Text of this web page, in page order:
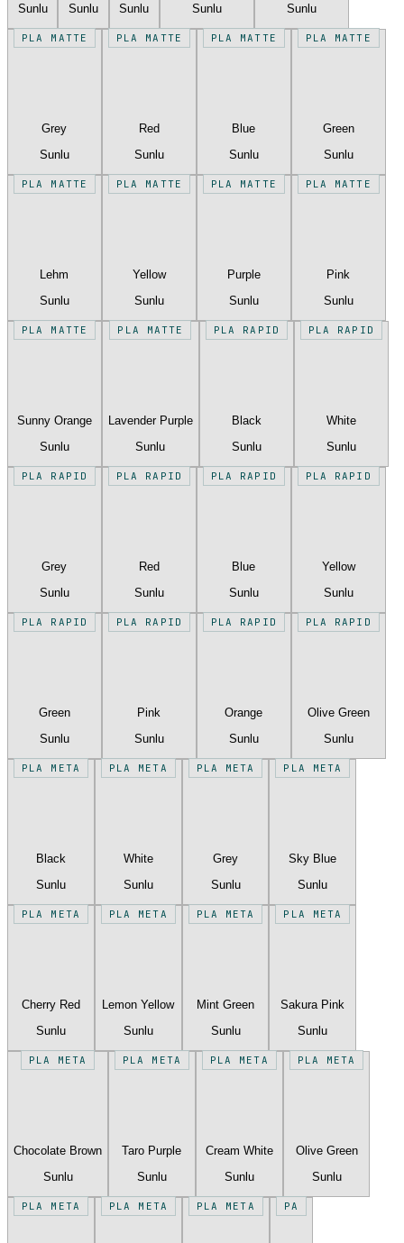
Sunlu
Sunlu
Sunlu
Sunlu
Sunlu
PLA MATTE
Grey
Sunlu
PLA MATTE
Red
Sunlu
PLA MATTE
Blue
Sunlu
PLA MATTE
Green
Sunlu
PLA MATTE
Lehm
Sunlu
PLA MATTE
Yellow
Sunlu
PLA MATTE
Purple
Sunlu
PLA MATTE
Pink
Sunlu
PLA MATTE
Sunny Orange
Sunlu
PLA MATTE
Lavender Purple
Sunlu
PLA RAPID
Black
Sunlu
PLA RAPID
White
Sunlu
PLA RAPID
Grey
Sunlu
PLA RAPID
Red
Sunlu
PLA RAPID
Blue
Sunlu
PLA RAPID
Yellow
Sunlu
PLA RAPID
Green
Sunlu
PLA RAPID
Pink
Sunlu
PLA RAPID
Orange
Sunlu
PLA RAPID
Olive Green
Sunlu
PLA META
Black
Sunlu
PLA META
White
Sunlu
PLA META
Grey
Sunlu
PLA META
Sky Blue
Sunlu
PLA META
Cherry Red
Sunlu
PLA META
Lemon Yellow
Sunlu
PLA META
Mint Green
Sunlu
PLA META
Sakura Pink
Sunlu
PLA META
Chocolate Brown
Sunlu
PLA META
Taro Purple
Sunlu
PLA META
Cream White
Sunlu
PLA META
Olive Green
Sunlu
PLA META PLA META PLA META PA